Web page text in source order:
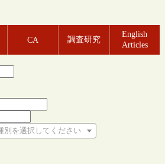
CA 調査研究
English
Articles
別を選択してください
てください